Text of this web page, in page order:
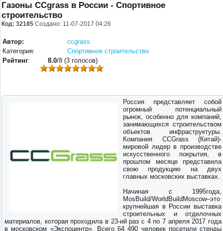
Газоны CCgrass в России - Спортивное
строительство
Код: 32185 Создано: 11-07-2017 04:26
Автор:
ccgrass
Категория:
Спортивное строительство
Рейтинг: 8.0/8 (3 голосов)
Россия представляет собой
огромный потенциальный
рынок, особенно для компаний,
занимающихся строительством
объектов инфраструктуры.
Компания CCGrass (Китай)-
мировой лидер в производстве
искусственного покрытия, в
прошлом месяце представила
свою продукцию на двух
главных московских выставках.
Начиная с 1995года,
MosBuild/WorldBuildMoscow–это
крупнейшая в России выставка
строительных и отделочных
материалов, которая проходила в 23-ий раз с 4 по 7 апреля 2017 года
в московском «Экспоцентр». Всего 64 490 человек посетили стенды